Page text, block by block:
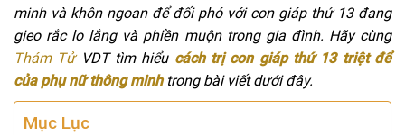
minh và khôn ngoan để đối phó với con giáp thứ 13 đang
gieo rắc lo lắng và phiền muộn trong gia đình. Hãy cùng
Thám TửVDT tìm hiểu cách trị con giáp thứ 13 triệt để
của phụ nữ thông minhtrong bài viết dưới đây.
Mục Lục